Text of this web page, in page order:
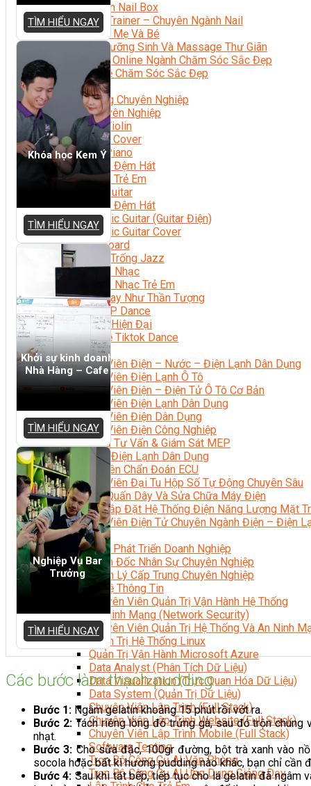
Kinh Doanh Nail Box
Train The Trainer – Chuyên Ngành Nail
Chăm Sóc Mẹ Và Bé
Gội Đầu Dưỡng Sinh Và Massage Thư Giãn
Marketing Online Ngành Chăm Sóc Sắc Đẹp
Chuyên Đề Chăm Sóc Sắc Đẹp
Âm Nhạc
Nhạc Công Chuyên Nghiệp
Ca Sĩ Chuyên Nghiệp
Học Đàn Violin
Học Violin Cover
Học Đàn Piano
Học Piano Đệm Hát
Học Piano Trẻ Em
Học Đàn Guitar
Học Guitar Đệm Hát
Học Electric Guitar (Guitar Điện)
Học Electric Guitar Cover
Học Keyboard
Học Đánh Trống Jazz
Học Thanh Nhạc
Học Thanh Nhạc Trẻ Em
Học Hát Hay Như Thần Tượng
Học K-POP Dance
Học Nhảy Hiện Đại
Chuyên Đề Tiktok Dance
Kỹ Thuật – Công Nghệ
Kỹ Thuật Viên Điện – Nước – Điện Lạnh Dân Dụng
Kỹ Thuật Viên Điện Lạnh Ô Tô
Kỹ Thuật Viên Điện – Điện Tử Ô Tô Cơ Bản
Kỹ Thuật Viên Điện Lạnh Dân Dụng
Kỹ Thuật Viên Điện Dân Dụng
Kỹ Thuật Viên Điện Công Nghiệp
Nghiệp Vụ Tư Vấn & Giám Sát MEP
Sửa Chữa Điện Lạnh Dân Dụng
Chuyên Viên Chẩn Đoán ECU
Kỹ Thuật Viên Đại Tu Hộp Số Tự Động Chuyên Sâu
Kỹ Thuật Quấn Dây Và Sửa Chữa Máy Điện
Thiết Kế Lắp Đặt Hệ Thống Điện Năng Lượng Mặt
Kỹ Thuật Viên Điện Tử Chuyên Ngành Điện – Điện
Ngành Khác
Quản Trị & Phát Triển Doanh Nghiệp
Giám Đốc Nhân Sự Chuyên Nghiệp
Quản Lý Cấp Trung Chuyên Nghiệp
Công Nghệ Thông Tin
Chuyên Viên Quản Trị Vận Hành Hệ Thống
An Ninh Mạng (Network Security)
Chuyên Viên Quản Trị Hệ Thống Và An Ninh
Quản Trị Hệ Thống Linux
Quản Trị Vận Hành Microsoft Azure
Data Analyst (Phân Tích Dữ Liệu)
Data Visualization (Trực Quan Hóa Dữ Liệu)
Data System (Quản Trị Dữ Liệu)
Chuyên Viên Lập Trình (Full Stack)
Chuyên Viên Lập Trình Website (Full Stack)
Chuyên Viên Lập Trình Mobile (Full Stack)
Software Testing
Trọn Bộ Công Cụ AI Văn Phòng
Trọn Bộ Công Cụ AI Ứng Dụng Giảng Dạy
TÌM HIỂU NGAY
Khóa học Kem Ý
TÌM HIỂU NGAY
Khởi sự kinh doanh
Nhà Hàng – Cafe
TÌM HIỂU NGAY
Nghiệp Vụ Bar
Trưởng
TÌM HIỂU NGAY
Các bước làm thạch pudding
Bước 1: Ngâm gelatin khoảng 15 phút rồi vớt ra.
Bước 2:Tách riêng lòng đỏ trứng gà, sau đó trộn chung
nhạt.
Bước 3: Cho sữa đặc, 100gr đường, bột trà xanh vào
socola hoặc bất kì hương pudding nào khác, bạn chỉ cần
Bước 4: Sau khi tắt bếp, tiếp tục cho lá gelatin đã ngâm